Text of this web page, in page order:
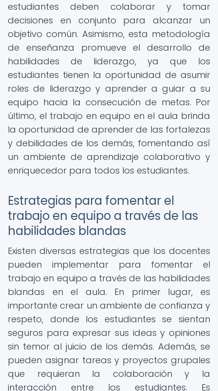
estudiantes deben colaborar y tomar
decisiones en conjunto para alcanzar un
objetivo común. Asimismo, esta metodología
de enseñanza promueve el desarrollo de
habilidades de liderazgo, ya que los
estudiantes tienen la oportunidad de asumir
roles de liderazgo y aprender a guiar a su
equipo hacia la consecución de metas. Por
último, el trabajo en equipo en el aula brinda
la oportunidad de aprender de las fortalezas
y debilidades de los demás, fomentando así
un ambiente de aprendizaje colaborativo y
enriquecedor para todos los estudiantes.
Estrategias para fomentar el
trabajo en equipo a través de las
habilidades blandas
Existen diversas estrategias que los docentes
pueden implementar para fomentar el
trabajo en equipo a través de las habilidades
blandas en el aula. En primer lugar, es
importante crear un ambiente de confianza y
respeto, donde los estudiantes se sientan
seguros para expresar sus ideas y opiniones
sin temor al juicio de los demás. Además, se
pueden asignar tareas y proyectos grupales
que requieran la colaboración y la
interacción entre los estudiantes. Es